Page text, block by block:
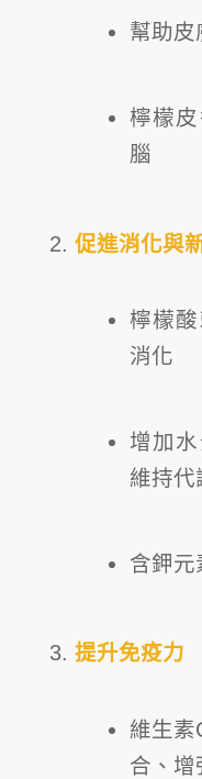
幫助皮
檸檬
腦
促進消化與
檸檬
消化
增加
維持代
含鉀元
提升免疫力
維生素
合、增